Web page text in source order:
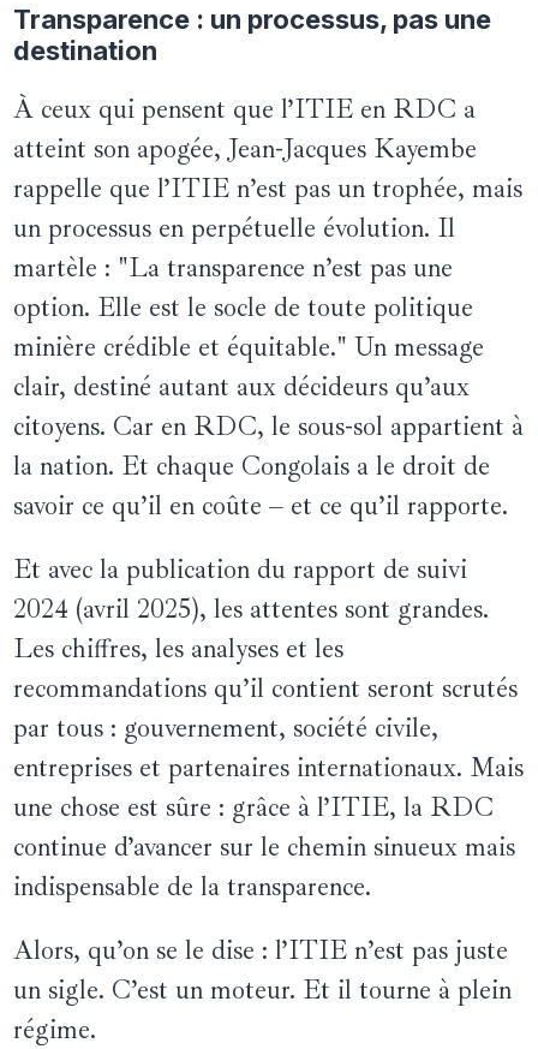
Transparence : un processus, pas une
destination
À ceux qui pensent que l’ITIE en RDC a
atteint son apogée, Jean-Jacques Kayembe
rappelle que l’ITIE n’est pas un trophée, mais
un processus en perpétuelle évolution. Il
martèle : "La transparence n’est pas une
option. Elle est le socle de toute politique
minière crédible et équitable." Un message
clair, destiné autant aux décideurs qu’aux
citoyens. Car en RDC, le sous-sol appartient à
la nation. Et chaque Congolais a le droit de
savoir ce qu’il en coûte – et ce qu’il rapporte.
Et avec la publication du rapport de suivi
2024 (avril 2025), les attentes sont grandes.
Les chiffres, les analyses et les
recommandations qu’il contient seront scrutés
par tous : gouvernement, société civile,
entreprises et partenaires internationaux. Mais
une chose est sûre : grâce à l’ITIE, la RDC
continue d’avancer sur le chemin sinueux mais
indispensable de la transparence.
Alors, qu’on se le dise : l’ITIE n’est pas juste
un sigle. C’est un moteur. Et il tourne à plein
régime.